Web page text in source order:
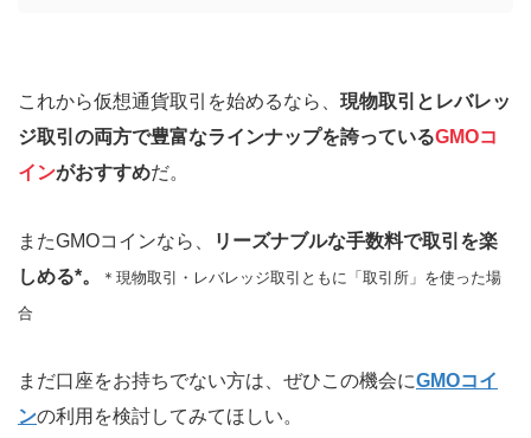
これから仮想通貨取引を始めるなら、 現物取引とレバレッ
ジ取引の両方で豊富なラインナップを誇っているGMOコ
インがおすすめだ。
またGMOコインなら、
リーズナブルな手数料で取引を楽
しめる*。
＊現物取引・レバレッジ取引ともに「取引所」を使った場
合
まだ口座をお持ちでない方は、ぜひこの機会にGMOコイ
ンの利用を検討してみてほしい。